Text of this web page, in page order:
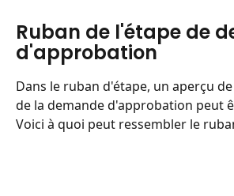
Ruban de l'étape de
d'approbation
Dans le ruban d'étape, un aperçu
de la demande d'approbation peut
Voici à quoi peut ressembler le